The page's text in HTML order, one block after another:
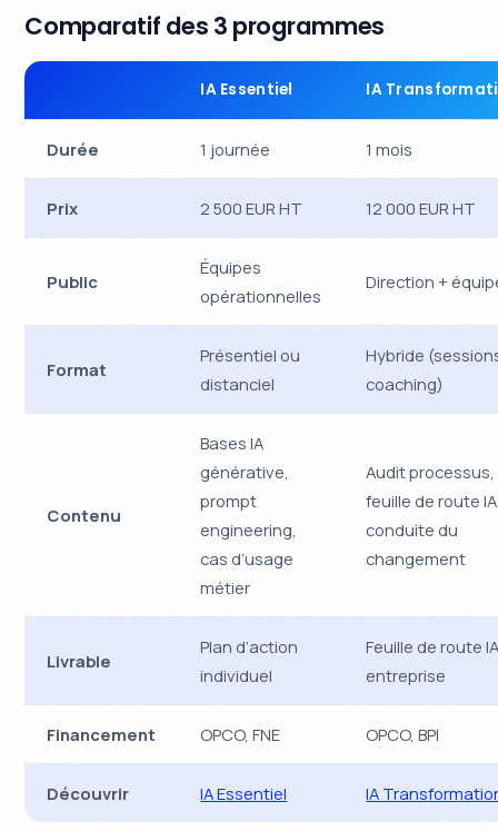
Comparatif des 3 programmes
IA Essentiel IA
Durée 1 journée 1 mois
Prix 2 500 EUR HT 12 000 EUR HT
Public
Équipes
opérationnelles
Direction +
Format
Présentiel ou
distanciel
Hybride
coaching)
Contenu
Bases IA
générative,
prompt
engineering,
cas d’usage
métier
Audit processus,
feuille de route
conduite du
changement
Livrable
Plan d’action
individuel
Feuille de route
entreprise
Financement OPCO, FNE OPCO, BPI
Découvrir IA Essentiel IA